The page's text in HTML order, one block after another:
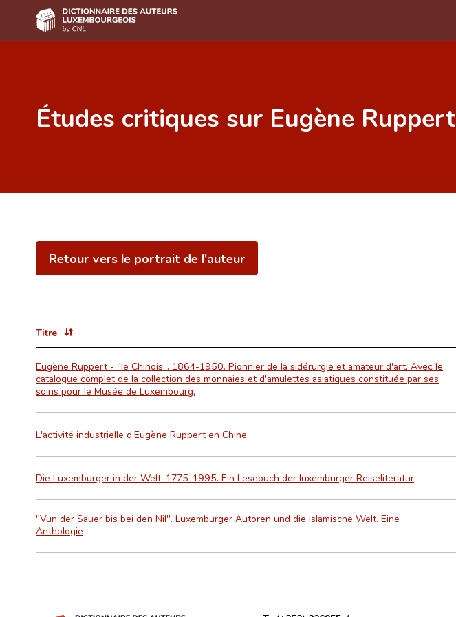
Recherche avancée
Études critiques sur Eugène Ruppert
Retour vers le portrait de l'auteur
Titre
Eugène Ruppert - "le Chinois“. 1864-1950. Pionnier de la sidérurgie et amateur d'art. Avec le
catalogue complet de la collection des monnaies et d'amulettes asiatiques constituée par ses
soins pour le Musée de Luxembourg.
L'activité industrielle d'Eugène Ruppert en Chine.
Die Luxemburger in der Welt. 1775-1995. Ein Lesebuch der luxemburger Reiseliteratur
"Vun der Sauer bis bei den Nil". Luxemburger Autoren und die islamische Welt. Eine
Anthologie